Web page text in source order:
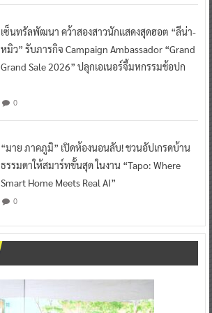
เซ็นทรัลพัฒนา คว้าสองสาวนักแสดงสุดฮอต “ลีน่า-
หมิว” รับภารกิจ Campaign Ambassador “Grand
Grand Sale 2026” ปลุกเอเนอร์จี้มหกรรมช้อปก
0
“มาย ภาคภูมิ” เปิดห้องนอนลับ! ชวนอัปเกรดบ้าน
ธรรมดาให้สมาร์ทขั้นสุด ในงาน “Tapo: Where
Smart Home Meets Real AI”
0